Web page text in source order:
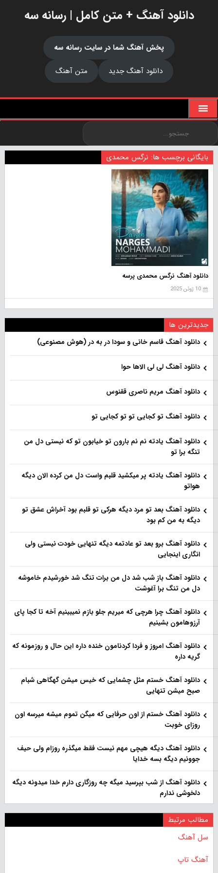
دانلود آهنگ + متن کامل | رسانه سه
پخش آهنگ شما در سایت رسانه سه
دانلود آهنگ جدید
متن آهنگ
بایگانی برچسب ها: نرگس محمدی
دانلود آهنگ نرگس محمدی پرسه
10 ژوئن 2025
جدیدترین ها
دانلود آهنگ قاسم خانی و سودا در به در (هوش مصنوعی)
دانلود آهنگ لی لی الاها حوا
دانلود آهنگ مریم ناصری ققنوس
دانلود آهنگ تو کجایی تو تو کجایی تو
دانلود آهنگ یادته نم نم بارون تو خیابون تو که نیستی دل من
تنگه برا تو
دانلود آهنگ یادته پر میکشید قلبم واست دل من کرده الان دیگه
هواتو
دانلود آهنگ بعد تو مرد دیگه هرکی تو قلبم بود آخراش عشق تو
دیگه به من کم بود
دانلود آهنگ برو بعد تو عادتمه دیگه تنهایی خودت نیستی ولی
انگاری اینجایی
دانلود آهنگ باز شب شد دل من برات تنگ شد خورشیدم خاموشه
دل من تنگ برا آغوشت
دانلود آهنگ چرا هرچی که میریم جلو بازم نمیبینیم آخه تا کجا پای
آرزوهامون بشینیم
دانلود آهنگ امروز و فردا کردنامون خنده داره این حال و روزمونه که
گریه داره
دانلود آهنگ خستم مثل چشمایی که خیس میشن گهگاهی شبام
صبح میشن تنهایی
دانلود آهنگ خستم از اون حرفایی که میگن تموم میشه میرسه اون
روزای خوبت
دانلود آهنگ دیگه هیچی مهم نیست فقط میگذره روزام ولی حیف
جوونیم دیگه بسه خدایا
دانلود آهنگ از شب بپرسید میگه چه روزگاری دارم خدا میدونه دیگه
دلخوشی ندارم
مطالب مرتبط
سل آهنگ
آهنگ تاپ